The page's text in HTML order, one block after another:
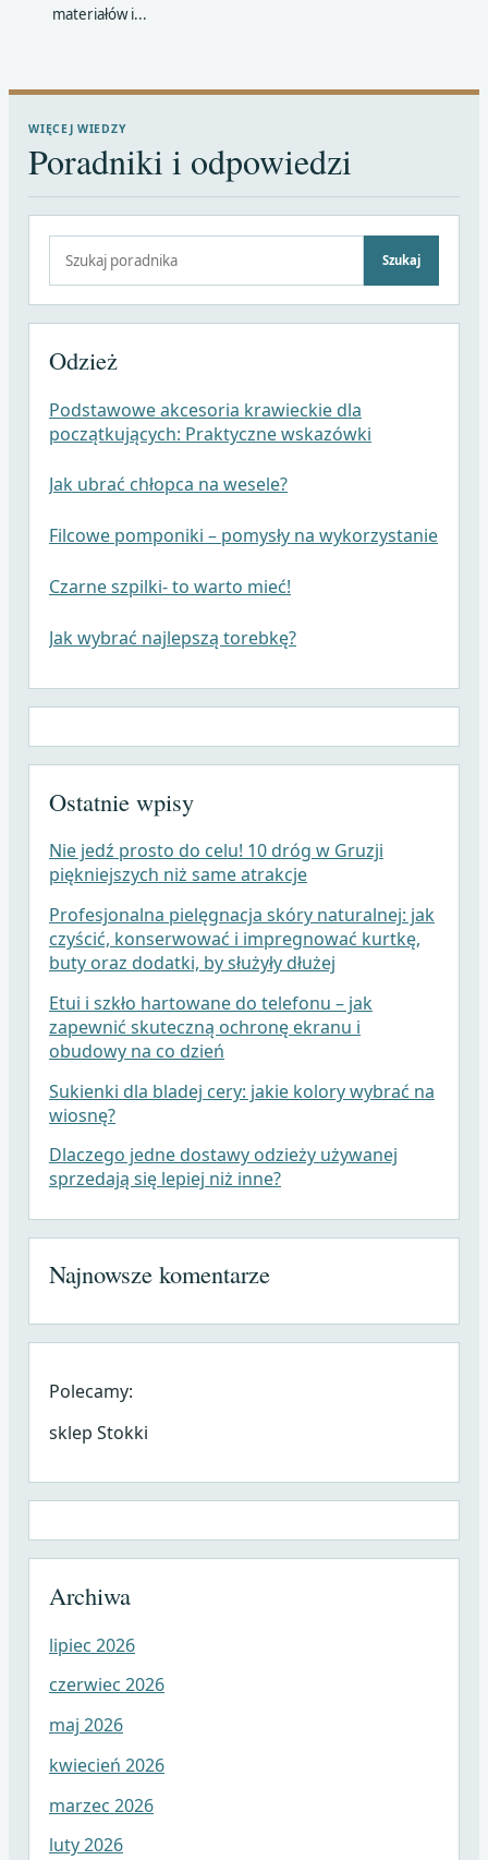
materiałów i...
WIĘCEJ WIEDZY
Poradniki i odpowiedzi
Szukaj:
Szukaj
Odzież
Podstawowe akcesoria krawieckie dla
początkujących: Praktyczne wskazówki
Jak ubrać chłopca na wesele?
Filcowe pomponiki – pomysły na wykorzystanie
Czarne szpilki- to warto mieć!
Jak wybrać najlepszą torebkę?
Ostatnie wpisy
Nie jedź prosto do celu! 10 dróg w Gruzji
piękniejszych niż same atrakcje
Profesjonalna pielęgnacja skóry naturalnej: jak
czyścić, konserwować i impregnować kurtkę,
buty oraz dodatki, by służyły dłużej
Etui i szkło hartowane do telefonu – jak
zapewnić skuteczną ochronę ekranu i
obudowy na co dzień
Sukienki dla bladej cery: jakie kolory wybrać na
wiosnę?
Dlaczego jedne dostawy odzieży używanej
sprzedają się lepiej niż inne?
Najnowsze komentarze
Polecamy:
sklep Stokki
Archiwa
lipiec 2026
czerwiec 2026
maj 2026
kwiecień 2026
marzec 2026
luty 2026